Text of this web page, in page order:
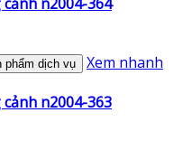
phẩm dịch vụ Xem nhanh
n2004-363